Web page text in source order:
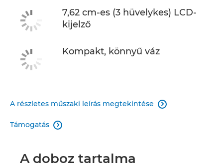
7,62 cm-es (3 hüvelykes) LCD-
kijelző
Kompakt, könnyű váz
A részletes műszaki leírás megtekintése 
Támogatás 
A doboz tartalma